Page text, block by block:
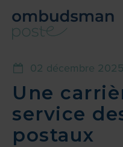
02 décembre 2025
Une
service
postaux